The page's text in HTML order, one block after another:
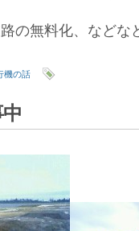
の無料化、などな
機の話